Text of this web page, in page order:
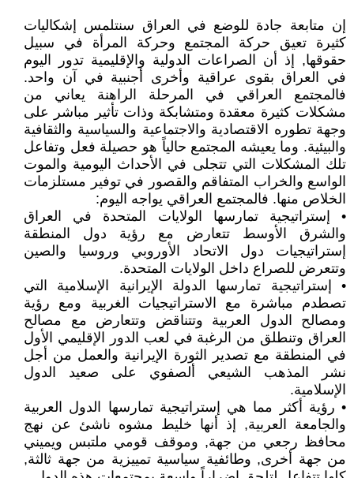
إن متابعة جادة للوضع في العراق سنتلمس إشكاليات
كثيرة تعيق حركة المجتمع وحركة المرأة في سبيل
حقوقها, إذ أن الصراعات الدولية والإقليمية تدور اليوم
في العراق بقوى عراقية وأخرى أجنبية في آن واحد.
فالمجتمع العراقي في المرحلة الراهنة يعاني من
مشكلات كثيرة معقدة ومتشابكة وذات تأثير مباشر على
وجهة تطوره الاقتصادية والاجتماعية والسياسية والثقافية
والبيئية. وما يعيشه المجتمع حالياً هو حصيلة فعل وتفاعل
تلك المشكلات التي تتجلى في الأحداث اليومية والموت
الواسع والخراب المتفاقم والقصور في توفير مستلزمات
الخلاص منها. فالمجتمع العراقي يواجه اليوم:
• إستراتيجية تمارسها الولايات المتحدة في العراق
والشرق الأوسط تتعارض مع رؤية دول المنطقة
إستراتيجيات دول الاتحاد الأوروبي وروسيا والصين
وتتعرض للصراع داخل الولايات المتحدة.
• إستراتيجية تمارسها الدولة الإيرانية الإسلامية التي
تصطدم مباشرة مع الاستراتيجيات الغربية ومع رؤية
ومصالح الدول العربية وتتناقض وتتعارض مع مصالح
العراق وتنطلق من الرغبة في لعب الدور الإقليمي الأول
في المنطقة مع تصدير الثورة الإيرانية والعمل من أجل
نشر المذهب الشيعي ألصفوي على صعيد الدول
الإسلامية.
• رؤية أكثر مما هي إستراتيجية تمارسها الدول العربية
والجامعة العربية, إذ أنها خليط مشوه ناشئ عن نهج
محافظ رجعي من جهة, وموقف قومي ملتبس ويميني
من جهة أخرى, وطائفية سياسية تمييزية من جهة ثالثة,